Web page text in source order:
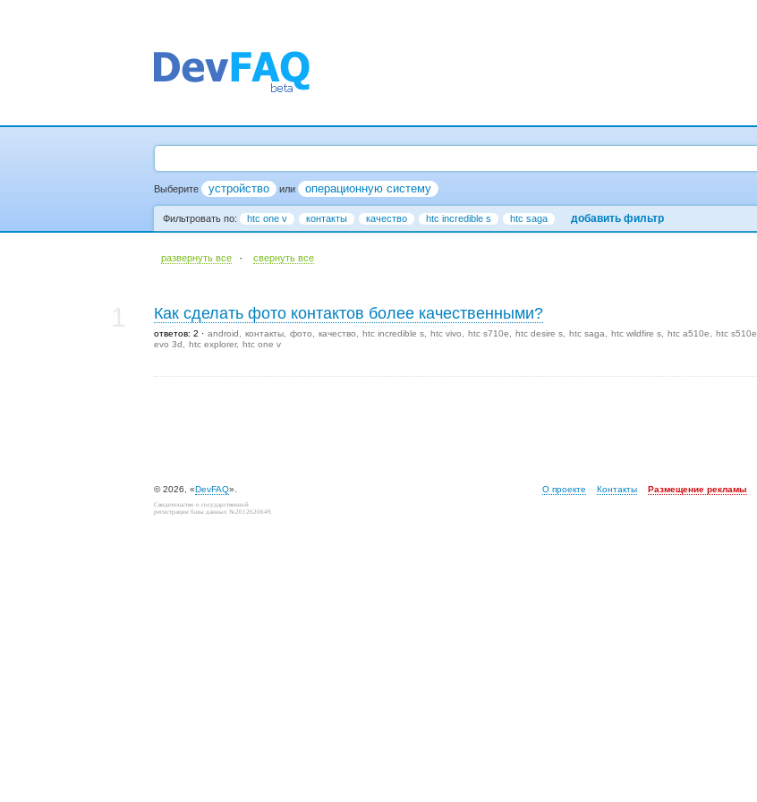
Выберите устройство или операционную систему
Фильтровать по: htc one v контакты качество htc incredible s htc saga добавить фильтр
развернуть все · cвернуть все
Как сделать фото контактов более качественными?
ответов: 2 android контакты фото качество htc incredible s htc vivo htc s710e htc desire s htc saga htc wildfire s htc a510e htc s510e
evo 3d
htc explorer htc one v
© 2026, «DevFAQ». О проекте Контакты Размещение рекламы
Свидетельство о государственной
регистрации базы данных №2012620649.